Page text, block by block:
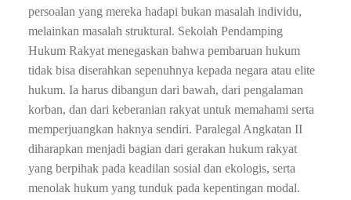
persoalan yang mereka hadapi bukan masalah individu,
melainkan masalah struktural. Sekolah Pendamping
Hukum Rakyat menegaskan bahwa pembaruan hukum
tidak bisa diserahkan sepenuhnya kepada negara atau elite
hukum. Ia harus dibangun dari bawah, dari pengalaman
korban, dan dari keberanian rakyat untuk memahami serta
memperjuangkan haknya sendiri. Paralegal Angkatan II
diharapkan menjadi bagian dari gerakan hukum rakyat
yang berpihak pada keadilan sosial dan ekologis, serta
menolak hukum yang tunduk pada kepentingan modal.